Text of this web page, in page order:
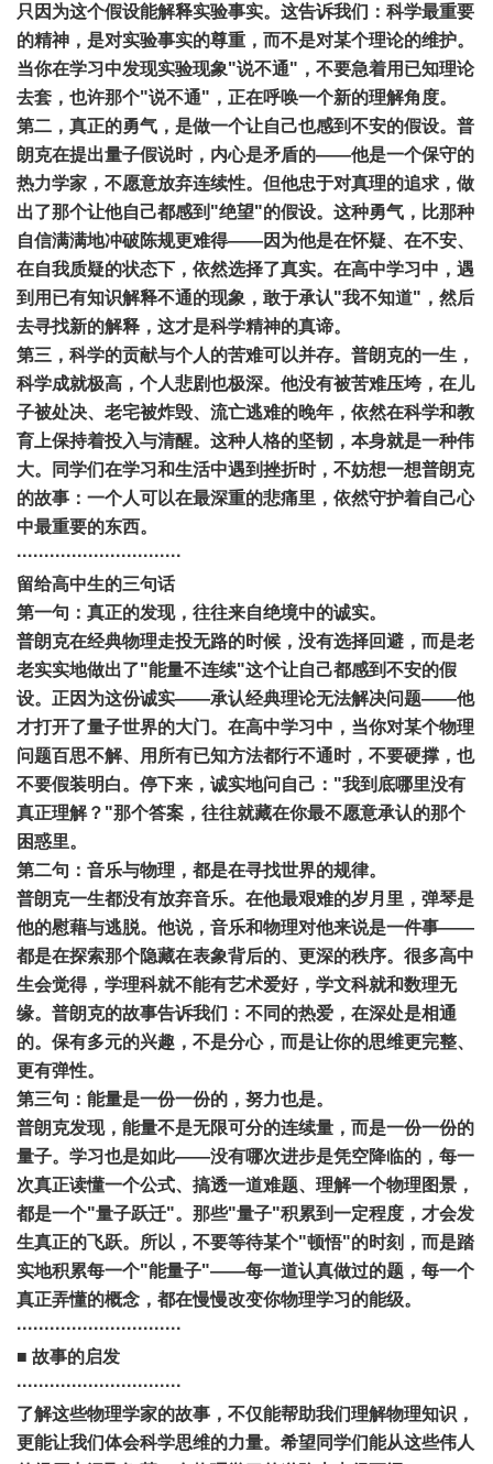
只因为这个假设能解释实验事实。这告诉我们：科学最重要
的精神，是对实验事实的尊重，而不是对某个理论的维护。
当你在学习中发现实验现象"说不通"，不要急着用已知理论
去套，也许那个"说不通"，正在呼唤一个新的理解角度。
第二，真正的勇气，是做一个让自己也感到不安的假设。普
朗克在提出量子假说时，内心是矛盾的——他是一个保守的
热力学家，不愿意放弃连续性。但他忠于对真理的追求，做
出了那个让他自己都感到"绝望"的假设。这种勇气，比那种
自信满满地冲破陈规更难得——因为他是在怀疑、在不安、
在自我质疑的状态下，依然选择了真实。在高中学习中，遇
到用已有知识解释不通的现象，敢于承认"我不知道"，然后
去寻找新的解释，这才是科学精神的真谛。
第三，科学的贡献与个人的苦难可以并存。普朗克的一生，
科学成就极高，个人悲剧也极深。他没有被苦难压垮，在儿
子被处决、老宅被炸毁、流亡逃难的晚年，依然在科学和教
育上保持着投入与清醒。这种人格的坚韧，本身就是一种伟
大。同学们在学习和生活中遇到挫折时，不妨想一想普朗克
的故事：一个人可以在最深重的悲痛里，依然守护着自己心
中最重要的东西。
······························
留给高中生的三句话
第一句：真正的发现，往往来自绝境中的诚实。
普朗克在经典物理走投无路的时候，没有选择回避，而是老
老实实地做出了"能量不连续"这个让自己都感到不安的假
设。正因为这份诚实——承认经典理论无法解决问题——他
才打开了量子世界的大门。在高中学习中，当你对某个物理
问题百思不解、用所有已知方法都行不通时，不要硬撑，也
不要假装明白。停下来，诚实地问自己："我到底哪里没有
真正理解？"那个答案，往往就藏在你最不愿意承认的那个
困惑里。
第二句：音乐与物理，都是在寻找世界的规律。
普朗克一生都没有放弃音乐。在他最艰难的岁月里，弹琴是
他的慰藉与逃脱。他说，音乐和物理对他来说是一件事——
都是在探索那个隐藏在表象背后的、更深的秩序。很多高中
生会觉得，学理科就不能有艺术爱好，学文科就和数理无
缘。普朗克的故事告诉我们：不同的热爱，在深处是相通
的。保有多元的兴趣，不是分心，而是让你的思维更完整、
更有弹性。
第三句：能量是一份一份的，努力也是。
普朗克发现，能量不是无限可分的连续量，而是一份一份的
量子。学习也是如此——没有哪次进步是凭空降临的，每一
次真正读懂一个公式、搞透一道难题、理解一个物理图景，
都是一个"量子跃迁"。那些"量子"积累到一定程度，才会发
生真正的飞跃。所以，不要等待某个"顿悟"的时刻，而是踏
实地积累每一个"能量子"——每一道认真做过的题，每一个
真正弄懂的概念，都在慢慢改变你物理学习的能级。
······························
■ 故事的启发
······························
了解这些物理学家的故事，不仅能帮助我们理解物理知识，
更能让我们体会科学思维的力量。希望同学们能从这些伟人